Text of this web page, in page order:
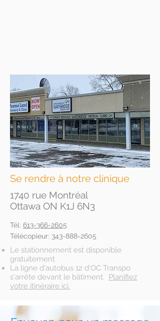
Se rendre à notre clinique
1740 rue Montréal
Ottawa ON K1J 6N3
Tél: 613-366-2605
Télécopieur: 343-888-2605
Le stationnement est disponible
gratuitement
La ligne d'autobus 12 d'OC Transpo
s'arrête devant le bâtiment. Planifiez
votre itinéraire ici.